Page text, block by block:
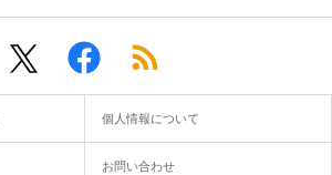
個人情報について
お問い合わせ